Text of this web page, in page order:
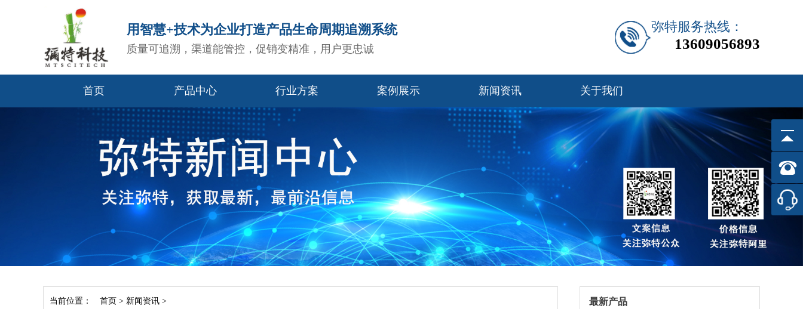
用智慧+技术为企业打造产品生命周期追溯系统
质量可追溯，渠道能管控，促销变精准，用户更忠诚
弥特服务热线：
13609056893
首页 产品中心 行业方案 案例展示 新闻资讯 关于我们
当前位置： 首页 > 新闻资讯 > 最新产品